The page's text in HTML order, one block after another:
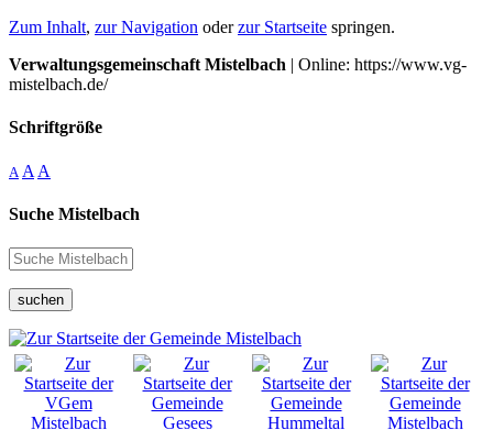
Zum Inhalt, zur Navigation oderzur Startseite springen.
Verwaltungsgemeinschaft Mistelbach | Online: https://www.vg-
mistelbach.de/
Schriftgröße
A A A
Suche Mistelbach
suchen